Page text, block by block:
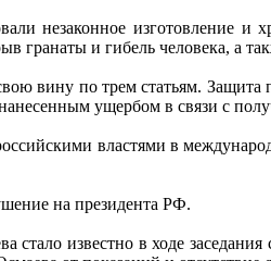
незаконное изготовление и
гранаты и гибель человека, а
вину по трем статьям. Защита
ущербом в связи с
властями в
на президента РФ.
известно в ходе